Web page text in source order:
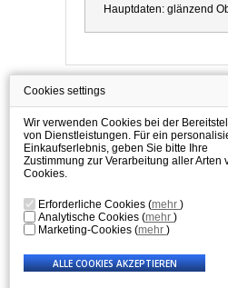
Hauptdaten: g länzend
Information
Über Shopping
Versand
Reklamation & Widerrufsrecht
Geschäftsbedingungen
Verarbeitung
Cookies settings
Wir verwenden Cookies bei der
von Dienstleistungen. Für ein
Einkaufserlebnis, geben Sie bitte Ihre
Zustimmung zur Verarbeitung aller Arten
Cookies.
Erforderliche Cookies (mehr )
Analytische Cookies (mehr )
Marketing-Cookies (mehr )